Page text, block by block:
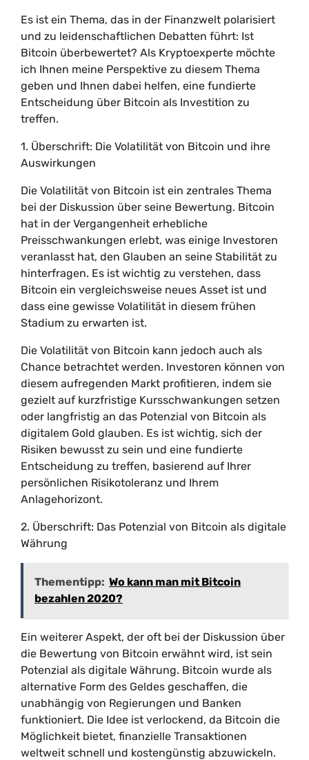
Es ist ein Thema, das in der Finanzwelt polarisiert
und zu leidenschaftlichen Debatten führt: Ist
Bitcoin überbewertet? Als Kryptoexperte möchte
ich Ihnen meine Perspektive zu diesem Thema
geben und Ihnen dabei helfen, eine fundierte
Entscheidung über Bitcoin als Investition zu
treffen.
1. Überschrift: Die Volatilität von Bitcoin und ihre
Auswirkungen
Die Volatilität von Bitcoin ist ein zentrales Thema
bei der Diskussion über seine Bewertung. Bitcoin
hat in der Vergangenheit erhebliche
Preisschwankungen erlebt, was einige Investoren
veranlasst hat, den Glauben an seine Stabilität zu
hinterfragen. Es ist wichtig zu verstehen, dass
Bitcoin ein vergleichsweise neues Asset ist und
dass eine gewisse Volatilität in diesem frühen
Stadium zu erwarten ist.
Die Volatilität von Bitcoin kann jedoch auch als
Chance betrachtet werden. Investoren können von
diesem aufregenden Markt profitieren, indem sie
gezielt auf kurzfristige Kursschwankungen setzen
oder langfristig an das Potenzial von Bitcoin als
digitalem Gold glauben. Es ist wichtig, sich der
Risiken bewusst zu sein und eine fundierte
Entscheidung zu treffen, basierend auf Ihrer
persönlichen Risikotoleranz und Ihrem
Anlagehorizont.
2. Überschrift: Das Potenzial von Bitcoin als digitale
Währung
Thementipp: Wo kann man mit Bitcoin
bezahlen 2020?
Ein weiterer Aspekt, der oft bei der Diskussion über
die Bewertung von Bitcoin erwähnt wird, ist sein
Potenzial als digitale Währung. Bitcoin wurde als
alternative Form des Geldes geschaffen, die
unabhängig von Regierungen und Banken
funktioniert. Die Idee ist verlockend, da Bitcoin die
Möglichkeit bietet, finanzielle Transaktionen
weltweit schnell und kostengünstig abzuwickeln.